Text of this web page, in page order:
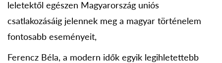
leletektől egészen Magyarország uniós
csatlakozásáig jelennek meg a magyar történelem
fontosabb eseményeit,
Ferencz Béla, a modern idők egyik legihletettebb